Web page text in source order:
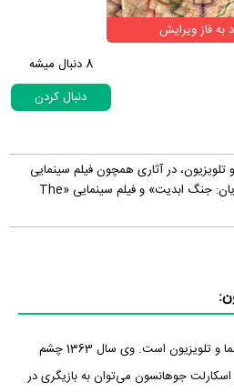
به فاز ویرایش
8 دنبال میشه
دنبال کردن
تلویزیون، در آثاری همچون فیلم سینمایی
«پرستیژ»، فیلم سینمایی «انتقامجویان: جنگ ابدیت» و فیلم سینمایی «The
اسکارلت جوهانسون بازیگر سینما و تلویزیون است. وی سال 1363 چشم
جوهانسون می‌توان به بازیگری در